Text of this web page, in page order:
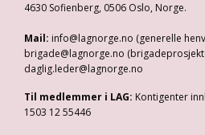
4630 Sofienberg, 0506 Oslo, Norge.
Mail: info@lagnorge.no (generelle
brigade@lagnorge.no
daglig.leder@lagnorge.no
Til medlemmer i LAG: Kontigenter
1503 12 55446